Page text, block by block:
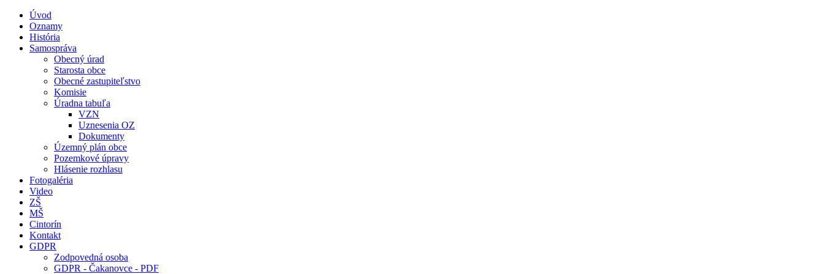
Úvod
Oznamy
História
Samospráva
Obecný úrad
Starosta obce
Obecné zastupiteľstvo
Komisie
Úradna tabuľa
VZN
Uznesenia OZ
Dokumenty
Územný plán obce
Pozemkové úpravy
Hlásenie rozhlasu
Fotogaléria
Video
ZŠ
MŠ
Cintorín
Kontakt
GDPR
Zodpovedná osoba
GDPR - Čakanovce - PDF